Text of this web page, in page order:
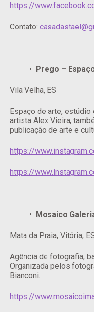
https://
Contato:
Prego –
Vila Velha, ES
Espaço de arte, estúdio
artista Alex Vieira,
publicação de arte e
https://
https://
Mosaico
Mata da Praia, Vitória, ES
Agência de fotografia,
Organizada pelos
Bianconi.
https://